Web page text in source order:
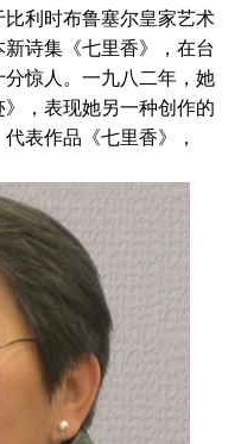
利时布鲁塞尔皇家艺术
诗集《七里香》，在台
惊人。一九八二年，她
，表现她另一种创作的
表作品《七里香》，